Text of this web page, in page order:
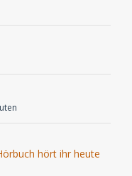
hört ihr heute